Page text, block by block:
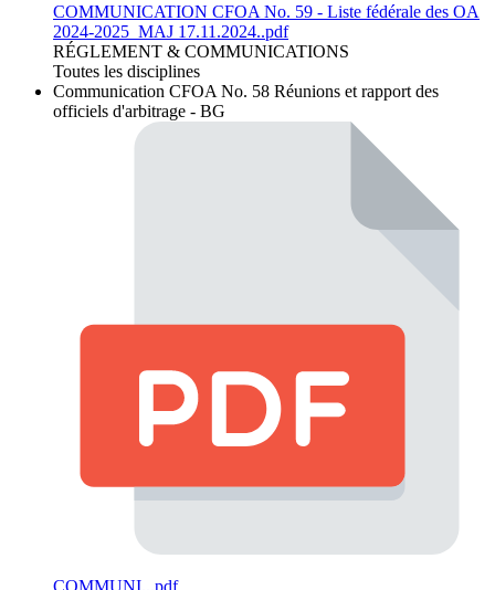
COMMUNICATION CFOA No. 59 - Liste fédérale des OA
2024-2025_MAJ 17.11.2024..pdf
RÉGLEMENT & COMMUNICATIONS
Toutes les disciplines
Communication CFOA No. 58 Réunions et rapport des
officiels d'arbitrage - BG
COMMUNI...pdf